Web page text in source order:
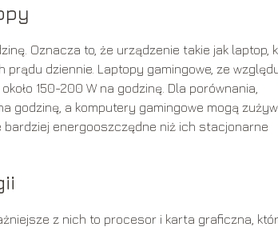
Oznacza to, że urządzenie takie jak laptop,
dziennie. Laptopy gamingowe, ze
150-200 W na godzinę. Dla porównania,
godzinę, a komputery gamingowe mogą
energooszczędne niż ich stacjonarne
z nich to procesor i karta graficzna,